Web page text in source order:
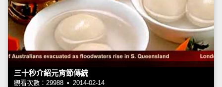
三十秒介紹元宵節傳統
觀看次數：29988 • 2014-02-14